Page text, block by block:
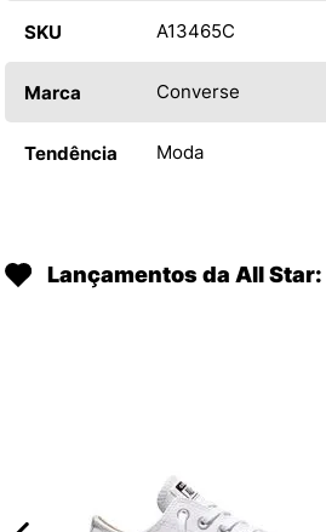
SKU A13465C
Marca Converse
Tendência Moda
Lançamentos da All Star: